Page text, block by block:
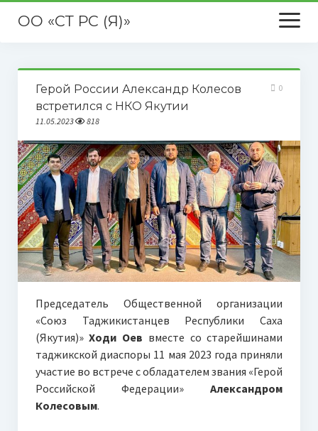
ОО «СТ РС (Я)»
открыть
меню
Главная
О нас
Новости
Публикации в СМИ
Герой России Александр Колесов
встретился с НКО Якутии
11.05.2023 818
0
Председатель Общественной организации
«Союз Таджикистанцев Республики Саха
(Якутия)»Ходи Оев вместе со старейшинами
таджикской диаспоры 11 мая 2023 года приняли
участие во встрече с обладателем звания «Герой
Российской Федерации»Александром
Колесовым.